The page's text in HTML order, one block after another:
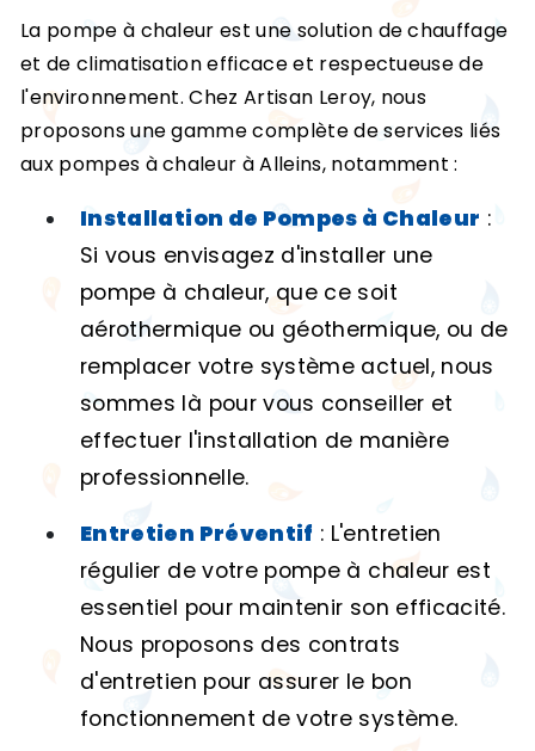
La pompe à chaleur est une solution de chauffage
et de climatisation efficace et respectueuse de
l'environnement. Chez Artisan Leroy, nous
proposons une gamme complète de services liés
aux pompes à chaleur à Alleins, notamment :
Installation de Pompes à Chaleur :
Si vous envisagez d'installer une
pompe à chaleur, que ce soit
aérothermique ou géothermique, ou de
remplacer votre système actuel, nous
sommes là pour vous conseiller et
effectuer l'installation de manière
professionnelle.
Entretien Préventif : L'entretien
régulier de votre pompe à chaleur est
essentiel pour maintenir son efficacité.
Nous proposons des contrats
d'entretien pour assurer le bon
fonctionnement de votre système.